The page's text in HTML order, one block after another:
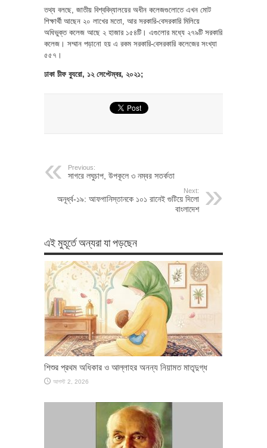
তথ্য বলছে, জাতীয় বিশ্ববিদ্যালয়ের অধীন কলেজগুলোতে এখন মোট
শিক্ষার্থী আছেন ২০ লাখের মতো, আর সরকারি-বেসরকারি মিলিয়ে
অধিভুক্ত কলেজ আছে ২ হাজার ১৫৪টি। এগুলোর মধ্যে ২৭৯টি সরকারি
কলেজ। সম্মান পড়ানো হয় এ রকম সরকারি-বেসরকারি কলেজের সংখ্যা
৫৫৭।
ঢাকা চীফ ব্যুরো, ১২ সেপ্টেম্বর, ২০২১;
Previous:
সাগরে লঘুচাপ, উপকূলে ৩ নম্বর সতর্কতা
Next:
অনূর্ধ্ব-১৯: আফগানিস্তানকে ১০১ রানেই গুটিয়ে দিলো
বাংলাদেশ
এই মুহূর্তে অন্যরা যা পড়ছেন
শিশুর প্রথম অধিকার ও আল্লাহর অনন্য নিয়ামত মাতৃদুগ্ধ
আগস্ট 2, 2026